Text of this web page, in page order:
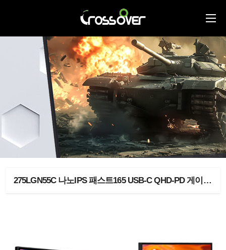
275LGN55C 나노IPS 패스트165 USB-C QHD-PD 게이밍 멀티스탠드- 등외품 > 등외품